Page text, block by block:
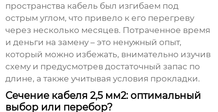
пространства кабель был изгибаем под
острым углом, что привело к его перегреву
через несколько месяцев. Потраченное время
и деньги на замену – это ненужный опыт,
который можно избежать, внимательно изучив
схему и предусмотрев достаточный запас по
длине, а также учитывая условия прокладки.
Сечение кабеля 2,5 мм2: оптимальный
выбор или перебор?